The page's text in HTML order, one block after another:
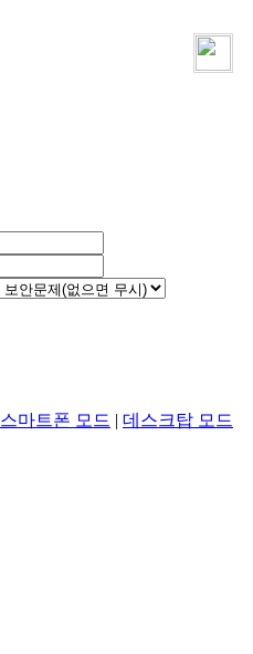
스마트폰 모드 | 데스크탑 모드